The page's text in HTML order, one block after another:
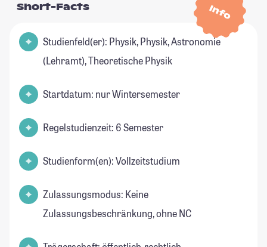
Info
Short-Facts
Studienfeld(er): Physik, Physik, Astronomie
(Lehramt), Theoretische Physik
Startdatum: nur Wintersemester
Regelstudienzeit: 6 Semester
Studienform(en): Vollzeitstudium
Zulassungsmodus: Keine
Zulassungsbeschränkung, ohne NC